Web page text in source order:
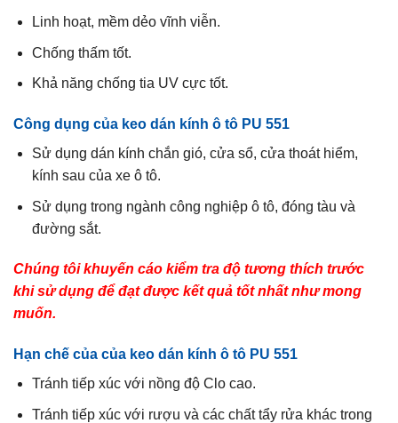
Linh hoạt, mềm dẻo vĩnh viễn.
Chống thấm tốt.
Khả năng chống tia UV cực tốt.
Công dụng của keo dán kính ô tô PU 551
Sử dụng dán kính chắn gió, cửa sổ, cửa thoát hiểm,
kính sau của xe ô tô.
Sử dụng trong ngành công nghiệp ô tô, đóng tàu và
đường sắt.
Chúng tôi khuyến cáo kiểm tra độ tương thích trước
khi sử dụng để đạt được kết quả tốt nhất như mong
muốn.
Hạn chế của của keo dán kính ô tô PU 551
Tránh tiếp xúc với nồng độ Clo cao.
Tránh tiếp xúc với rượu và các chất tẩy rửa khác trong